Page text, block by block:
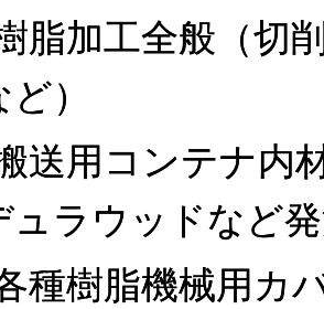
脂加工全般（切
ど）
送用コンテナ内
ュラウッドなど
種樹脂機械用カ